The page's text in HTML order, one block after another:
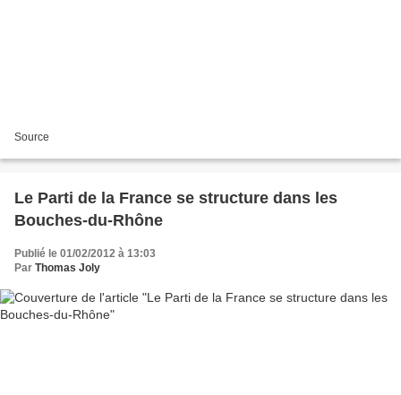
Source
Le Parti de la France se structure dans les
Bouches-du-Rhône
Publié le 01/02/2012 à 13:03
Par Thomas Joly